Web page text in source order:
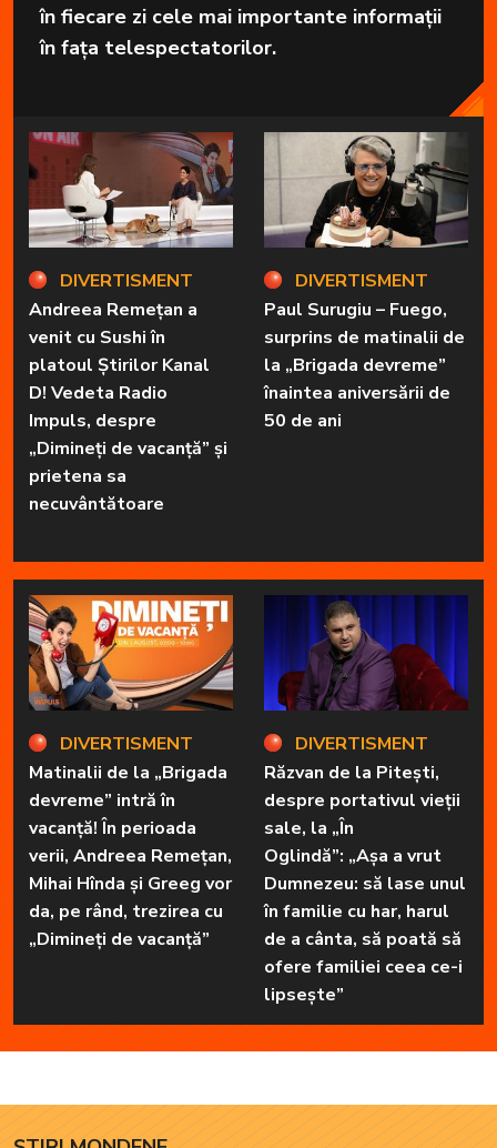
în fiecare zi cele mai importante informații
în fața telespectatorilor.
DIVERTISMENT
Andreea Remețan a
venit cu Sushi în
platoul Știrilor Kanal
D! Vedeta Radio
Impuls, despre
„Dimineți de vacanță” și
prietena sa
necuvântătoare
DIVERTISMENT
Matinalii de la „Brigada
devreme” intră în
vacanță! În perioada
verii, Andreea Remețan,
Mihai Hînda și Greeg vor
da, pe rând, trezirea cu
„Dimineți de vacanță”
DIVERTISMENT
Paul Surugiu – Fuego,
surprins de matinalii de
la „Brigada devreme”
înaintea aniversării de
50 de ani
DIVERTISMENT
Răzvan de la Pitești,
despre portativul vieții
sale, la „În
Oglindă”: „Așa a vrut
Dumnezeu: să lase unul
în familie cu har, harul
de a cânta, să poată să
ofere familiei ceea ce-i
lipsește”